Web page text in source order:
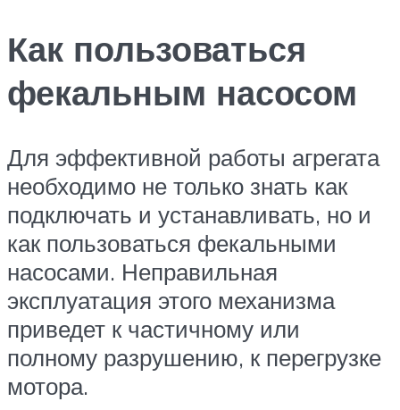
Как пользоваться
фекальным насосом
Для эффективной работы агрегата
необходимо не только знать как
подключать и устанавливать, но и
как пользоваться фекальными
насосами. Неправильная
эксплуатация этого механизма
приведет к частичному или
полному разрушению, к перегрузке
мотора.